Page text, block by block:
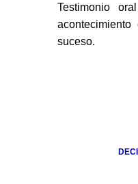
Testimonio
suceso.